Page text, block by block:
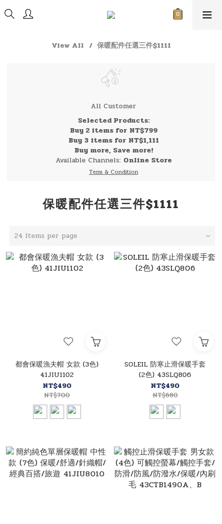
View All 保暖配件任選三件$1111
All Customer
Selected Products:
Buy 2 items for NT$799
Buy 3 items for NT$1,111
Buy more, Save more!
Available Channels: Online Store
Term & Condition
保暖配件任選三件$1111
24 Items per page
都會保暖漁夫帽 女款 (3色)
41JIU1102
NT$490
NT$700
SOLEIL 防寒止滑保暖手套
(2色) 43SLQ806
NT$490
NT$680